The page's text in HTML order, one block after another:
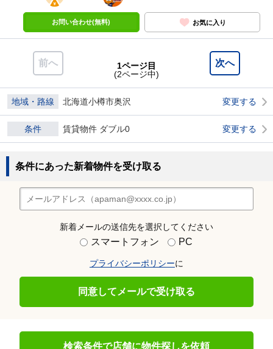
お問い合わせ(無料) お気に入り
前へ 次へ
1ページ目
(2ページ中)
地域・路線 北海道小樽市奥沢 変更する
条件 賃貸物件 ダブル0 変更する
条件にあった新着物件を受け取る
新着メールの送信先を選択してください
スマートフォン PC
プライバシーポリシーに
同意してメールで受け取る
検索条件で店舗に物件探しを依頼